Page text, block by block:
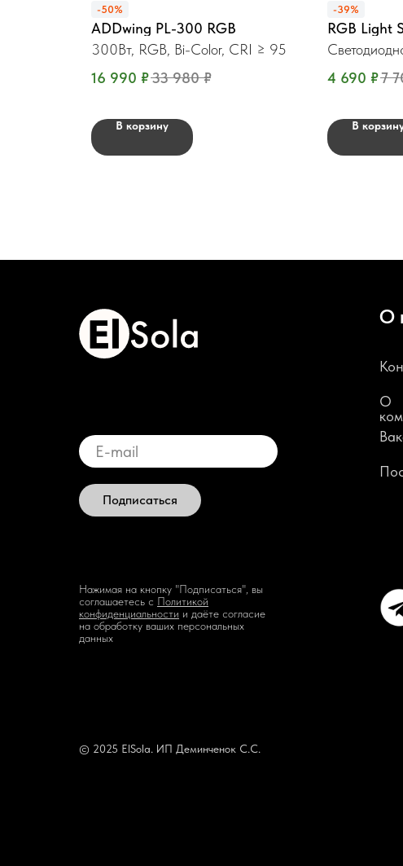
-50%
ADDwing PL-300 RGB
300Вт, RGB, Bi-Color, CRI ≥ 95
16 990 ₽33 980 ₽
В корзину
-39%
RGB Light
4 690 ₽7
В
Подписаться
Нажимая на кнопку "Подписаться", вы
соглашаетесь с Политикой
конфиденциальности и даёте согласие
на обработку ваших персональных
данных
© 2025 ElSola. ИП Деминченок С.С.
В
О
О